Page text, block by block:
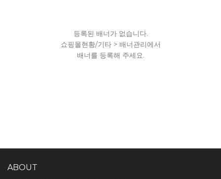
등록된 배너가 없습니다.
쇼핑몰현황/기타 > 배너관리에서
배너를 등록해 주세요.
ABOUT